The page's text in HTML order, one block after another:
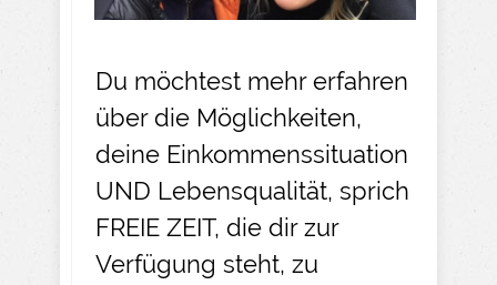
Du möchtest mehr erfahren
über die Möglichkeiten,
deine Einkommenssituation
UND Lebensqualität, sprich
FREIE ZEIT, die dir zur
Verfügung steht, zu